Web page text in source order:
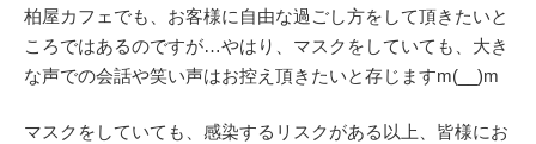
柏屋カフェでも、お客様に自由な過ごし方をして頂きたいと
ころではあるのですが…やはり、マスクをしていても、大き
な声での会話や笑い声はお控え頂きたいと存じますm(__)m
マスクをしていても、感染するリスクがある以上、皆様にお